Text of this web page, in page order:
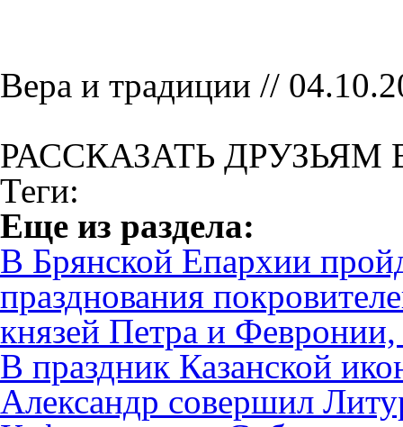
Вера и традиции //
РАССКАЗАТЬ ДРУЗЬЯМ
Теги:
Eще из раздела:
В Брянской Епархии
празднования
князей Петра и
В праздник Казанской
Александр совершил